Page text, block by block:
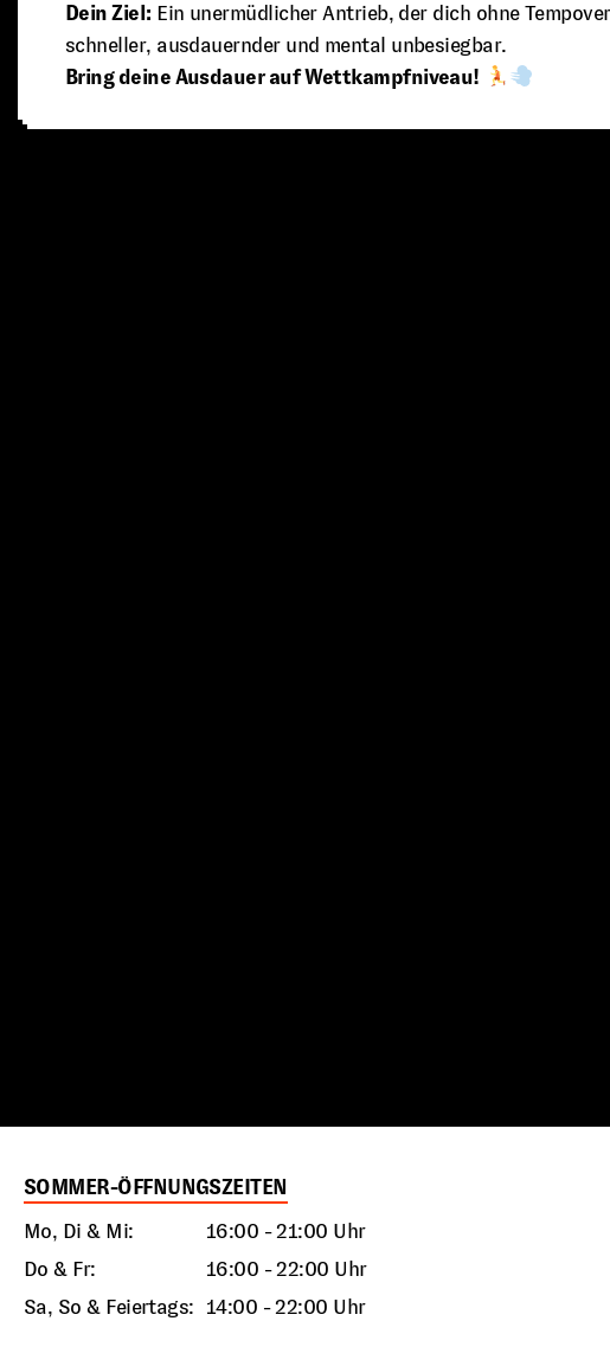
Dein Ziel: Ein unermüdlicher Antrieb, der dich ohne
schneller, ausdauernder und mental unbesiegbar.
Bring deine Ausdauer auf Wettkampfniveau!
SOMMER-ÖFFNUNGSZEITEN
Mo, Di & Mi:
16:00 - 21:00 Uhr
Do & Fr:
16:00 - 22:00 Uhr
Sa, So & Feiertags: 14:00 - 22:00 Uhr